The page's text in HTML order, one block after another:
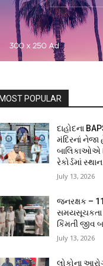
POPULAR
દાહોદના
મંદિરનાં
બાલિકાઓએ
રેકોર્ડમાં
July 13, 2026
જનરક્ષક –
સમયસૂચકતા
કિંમતી જીવ
July 13, 2026
લોકોના